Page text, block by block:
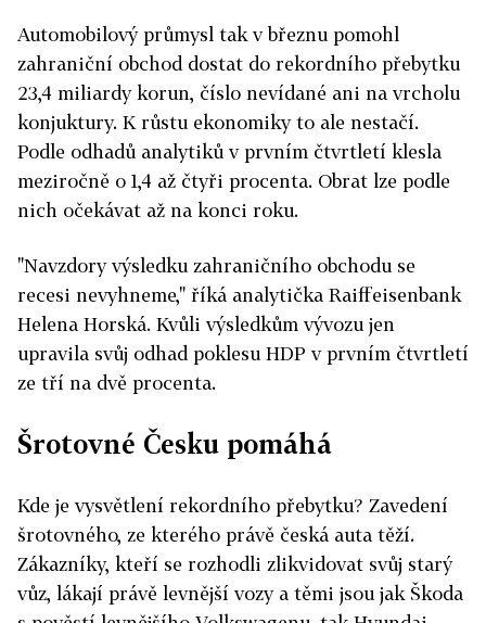
Automobilový průmysl tak v březnu pomohl
zahraniční obchod dostat do rekordního přebytku
23,4 miliardy korun, číslo nevídané ani na vrcholu
konjuktury. K růstu ekonomiky to ale nestačí.
Podle odhadů analytiků v prvním čtvrtletí klesla
meziročně o 1,4 až čtyři procenta. Obrat lze podle
nich očekávat až na konci roku.
"Navzdory výsledku zahraničního obchodu se
recesi nevyhneme," říká analytička Raiffeisenbank
Helena Horská. Kvůli výsledkům vývozu jen
upravila svůj odhad poklesu HDP v prvním čtvrtletí
ze tří na dvě procenta.
Šrotovné Česku pomáhá
Kde je vysvětlení rekordního přebytku? Zavedení
šrotovného, ze kterého právě česká auta těží.
Zákazníky, kteří se rozhodli zlikvidovat svůj starý
vůz, lákají právě levnější vozy a těmi jsou jak Škoda